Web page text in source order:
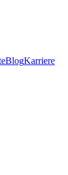
BlogKarriere